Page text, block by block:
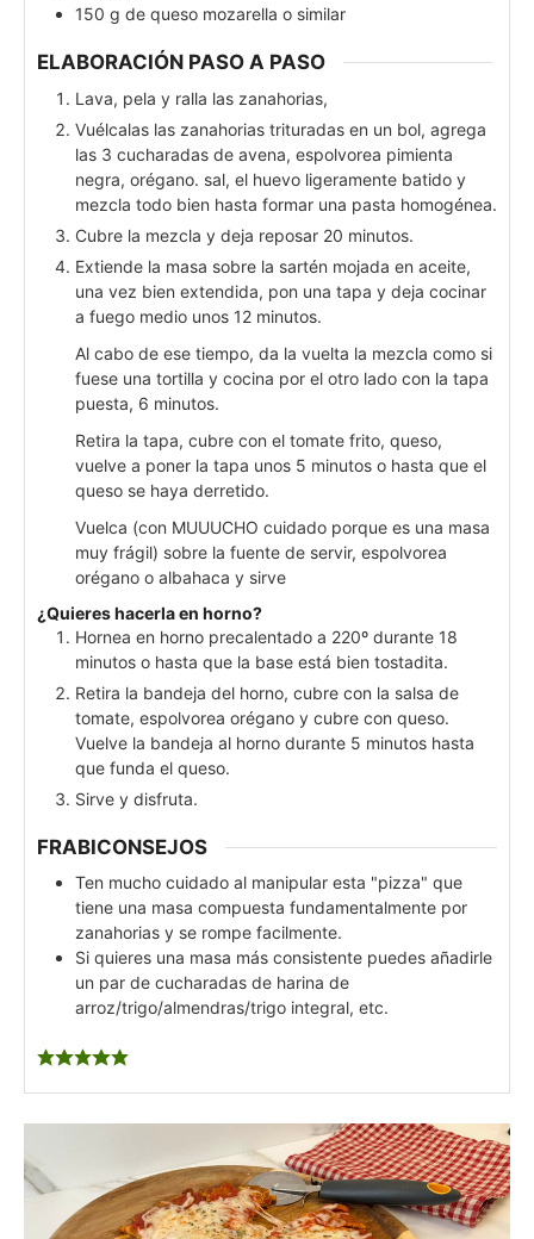
150 g de queso mozarella o similar
ELABORACIÓN PASO A PASO
Lava, pela y ralla las zanahorias,
Vuélcalas las zanahorias trituradas en un bol, agrega
las 3 cucharadas de avena, espolvorea pimienta
negra, orégano. sal, el huevo ligeramente batido y
mezcla todo bien hasta formar una pasta homogénea.
Cubre la mezcla y deja reposar 20 minutos.
Extiende la masa sobre la sartén mojada en aceite,
una vez bien extendida, pon una tapa y deja cocinar
a fuego medio unos 12 minutos.
Al cabo de ese tiempo, da la vuelta la mezcla como si
fuese una tortilla y cocina por el otro lado con la tapa
puesta, 6 minutos.
Retira la tapa, cubre con el tomate frito, queso,
vuelve a poner la tapa unos 5 minutos o hasta que el
queso se haya derretido.
Vuelca (con MUUUCHO cuidado porque es una masa
muy frágil) sobre la fuente de servir, espolvorea
orégano o albahaca y sirve
¿Quieres hacerla en horno?
Hornea en horno precalentado a 220º durante 18
minutos o hasta que la base está bien tostadita.
Retira la bandeja del horno, cubre con la salsa de
tomate, espolvorea orégano y cubre con queso.
Vuelve la bandeja al horno durante 5 minutos hasta
que funda el queso.
Sirve y disfruta.
FRABICONSEJOS
Ten mucho cuidado al manipular esta "pizza" que
tiene una masa compuesta fundamentalmente por
zanahorias y se rompe facilmente.
Si quieres una masa más consistente puedes añadirle
un par de cucharadas de harina de
arroz/trigo/almendras/trigo integral, etc.